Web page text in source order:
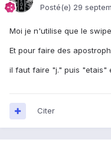
Posté(e) 29
Moi je n'utilise que le
Et pour faire des
il faut faire "j." puis "etais"
Citer